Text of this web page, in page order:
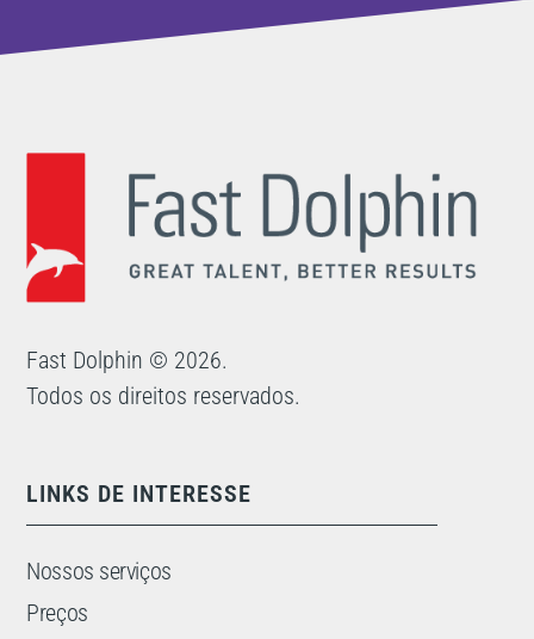
Fast Dolphin © 2026.
Todos os direitos reservados.
LINKS DE INTERESSE
Nossos serviços
Preços